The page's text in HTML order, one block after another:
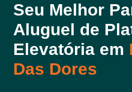
Seu Melhor
Aluguel de
Elevatória em
Das Dores